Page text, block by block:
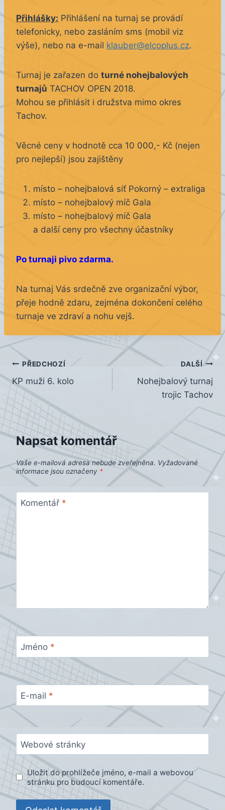
Přihlášky: Přihlášení na turnaj se provádí
telefonicky, nebo zasláním sms (mobil viz
výše), nebo na e-mail klauber@elcoplus.cz.
Turnaj je zařazen do turné nohejbalových
turnajů TACHOV OPEN 2018.
Mohou se přihlásit i družstva mimo okres
Tachov.
Věcné ceny v hodnotě cca 10 000,- Kč (nejen
pro nejlepší) jsou zajištěny
místo – nohejbalová síť Pokorný – extraliga
místo – nohejbalový míč Gala
místo – nohejbalový míč Gala
a další ceny pro všechny účastníky
Po turnaji pivo zdarma.
Na turnaj Vás srdečně zve organizační výbor,
přeje hodně zdaru, zejména dokončení celého
turnaje ve zdraví a nohu vejš.
Navigace
pro
příspěvek
PŘEDCHOZÍ
KP muži 6. kolo
DALŠÍ
Nohejbalový turnaj
trojic Tachov
Napsat komentář
Vaše e-mailová adresa nebude zveřejněna. Vyžadované
informace jsou označeny *
Komentář *
Jméno *
E-mail *
Webové stránky
Uložit do prohlížeče jméno, e-mail a webovou
stránku pro budoucí komentáře.